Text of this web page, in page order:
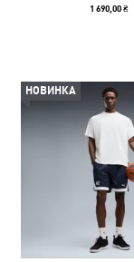
1 690,00 ₴
НОВИНКА